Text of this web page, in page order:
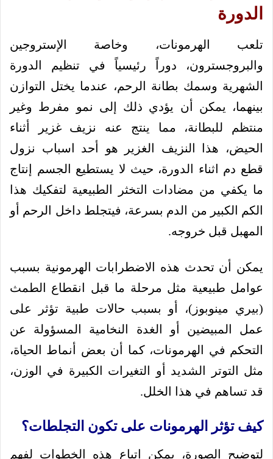
الدورة
تلعب الهرمونات، وخاصة الإستروجين
والبروجسترون، دوراً رئيسياً في تنظيم الدورة
الشهرية وسمك بطانة الرحم، عندما يختل التوازن
بينهما، يمكن أن يؤدي ذلك إلى نمو مفرط وغير
منتظم للبطانة، مما ينتج عنه نزيف غزير أثناء
الحيض، هذا النزيف الغزير هو أحد اسباب نزول
قطع دم اثناء الدورة، حيث لا يستطيع الجسم إنتاج
ما يكفي من مضادات التخثر الطبيعية لتفكيك هذا
الكم الكبير من الدم بسرعة، فيتجلط داخل الرحم أو
المهبل قبل خروجه.
يمكن أن تحدث هذه الاضطرابات الهرمونية بسبب
عوامل طبيعية مثل مرحلة ما قبل انقطاع الطمث
(بيري مينوبوز)، أو بسبب حالات طبية تؤثر على
عمل المبيضين أو الغدة النخامية المسؤولة عن
التحكم في الهرمونات، كما أن بعض أنماط الحياة،
مثل التوتر الشديد أو التغيرات الكبيرة في الوزن،
قد تساهم في هذا الخلل.
كيف تؤثر الهرمونات على تكون التجلطات؟
لتوضيح الصورة، يمكن اتباع هذه الخطوات لفهم